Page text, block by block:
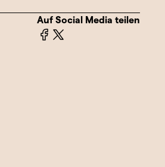
Auf Social Media teilen